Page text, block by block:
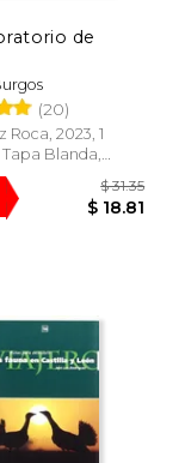
de
(20)
Roca, 2023, 1
Blanda,